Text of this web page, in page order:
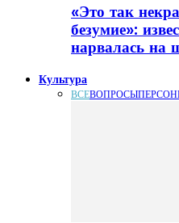
«Это так
безумие»:
нарвалась на
Культура
ВСЕВОПРОСЫ